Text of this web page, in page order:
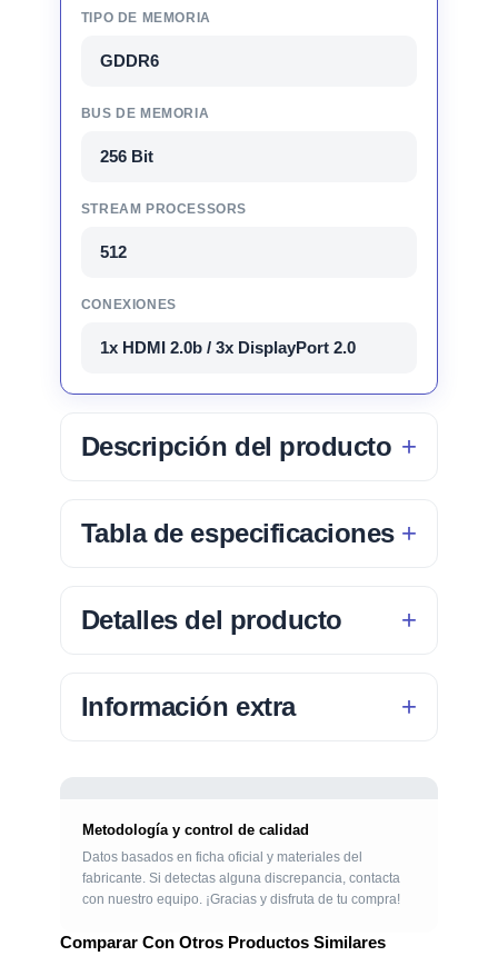
TIPO DE MEMORIA
GDDR6
BUS DE MEMORIA
256 Bit
STREAM PROCESSORS
512
CONEXIONES
1x HDMI 2.0b / 3x DisplayPort 2.0
Descripción del producto
Tabla de especificaciones
Detalles del producto
Información extra
Metodología y control de calidad
Datos basados en ficha oficial y materiales del
fabricante. Si detectas alguna discrepancia, contacta
con nuestro equipo. ¡Gracias y disfruta de tu compra!
Comparar Con Otros Productos Similares